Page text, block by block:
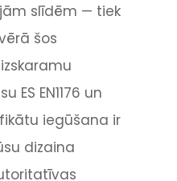
slīdēm — tiek
šos
ES EN1176 un
iegūšana ir
dizaina